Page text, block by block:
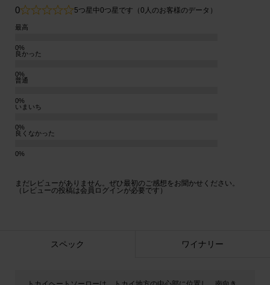
0 5つ星中0つ星です（0人のお客様のデータ）
最高
良かった
普通
いまいち
良くなかった
まだレビューがありません。ぜひ最初のご感想をお聞かせください。
（レビューの投稿は会員ログインが必要です）
スペック ワイナリー